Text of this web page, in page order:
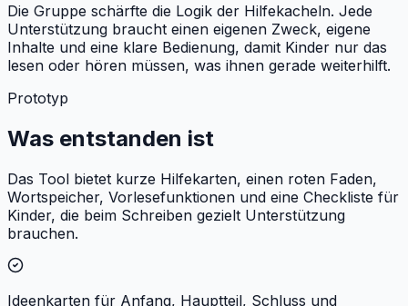
Die Gruppe schärfte die Logik der Hilfekacheln. Jede
Unterstützung braucht einen eigenen Zweck, eigene
Inhalte und eine klare Bedienung, damit Kinder nur das
lesen oder hören müssen, was ihnen gerade weiterhilft.
Prototyp
Was entstanden ist
Das Tool bietet kurze Hilfekarten, einen roten Faden,
Wortspeicher, Vorlesefunktionen und eine Checkliste für
Kinder, die beim Schreiben gezielt Unterstützung
brauchen.
Ideenkarten für Anfang, Hauptteil, Schluss und